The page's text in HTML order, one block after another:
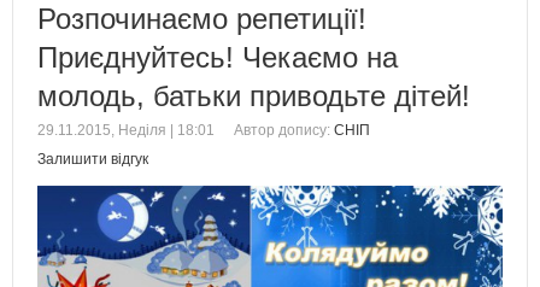
Розпочинаємо репетиції!
Приєднуйтесь! Чекаємо на
молодь, батьки приводьте дітей!
29.11.2015, Неділя | 18:01 Автор допису: СНІП
Залишити відгук